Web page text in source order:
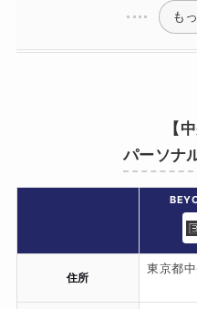
も
【
パーソナ
住所
東京都